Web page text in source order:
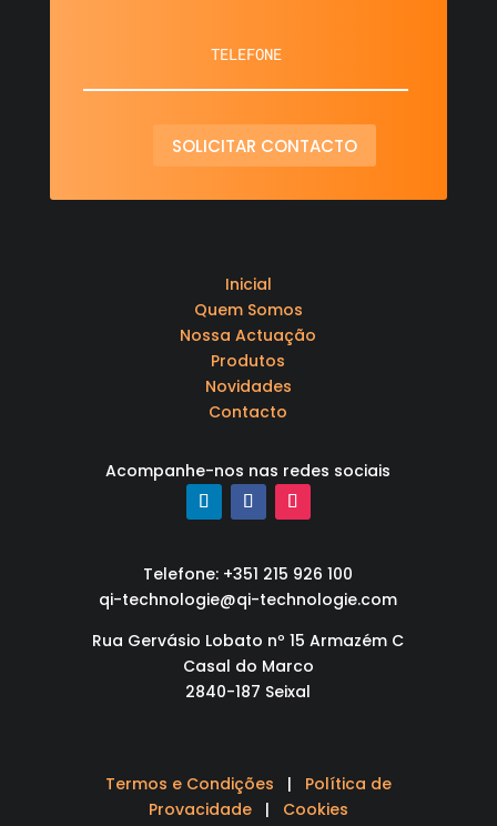
SOLICITAR CONTACTO
Inicial
Quem Somos
Nossa Actuação
Produtos
Novidades
Contacto
Acompanhe-nos nas redes sociais
Telefone: +351 215 926 100
qi-technologie@qi-technologie.com
Rua Gervásio Lobato nº 15 Armazém C
Casal do Marco
2840-187 Seixal
Termos e Condições | Política de
Provacidade| Cookies